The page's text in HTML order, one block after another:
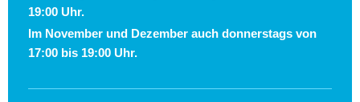
19:00 Uhr.
Im November und Dezember auch donnerstags von
17:00 bis 19:00 Uhr.